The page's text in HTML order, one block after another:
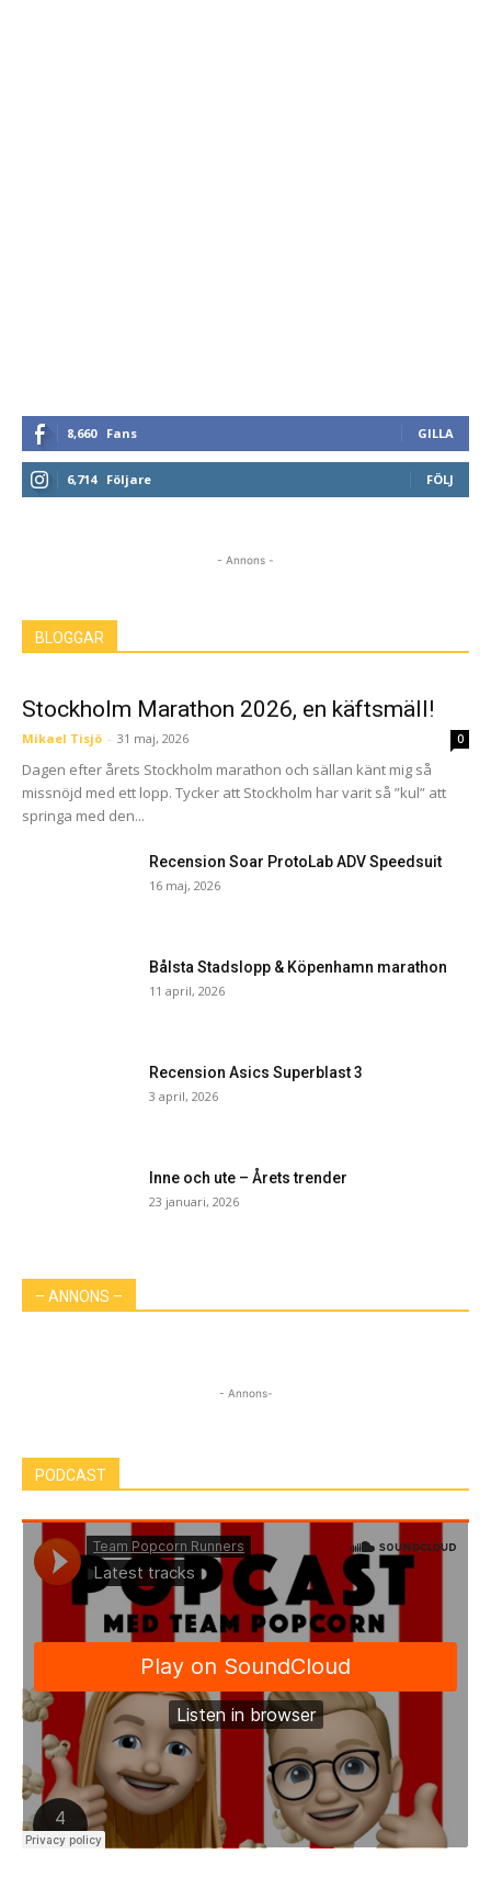
8,660 Fans GILLA
6,714 Följare FÖLJ
- Annons -
BLOGGAR
Stockholm Marathon 2026, en käftsmäll!
Mikael Tisjö - 31 maj, 2026 0
Dagen efter årets Stockholm marathon och sällan känt mig så
missnöjd med ett lopp. Tycker att Stockholm har varit så ”kul” att
springa med den...
Recension Soar ProtoLab ADV Speedsuit
16 maj, 2026
Bålsta Stadslopp & Köpenhamn marathon
11 april, 2026
Recension Asics Superblast 3
3 april, 2026
Inne och ute – Årets trender
23 januari, 2026
– ANNONS –
- Annons-
PODCAST